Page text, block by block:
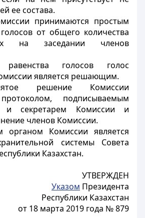
ее состава.
принимаются простым
от общего количества
на заседании членов
голосов голос
является решающим.
решение Комиссии
подписываемым
и секретарем Комиссии и
членов Комиссии.
органом Комиссии является
системы Совета
Казахстан.
УТВЕРЖДЕН
Указом Президента
Республики Казахстан
от 18 марта 2019 года № 879